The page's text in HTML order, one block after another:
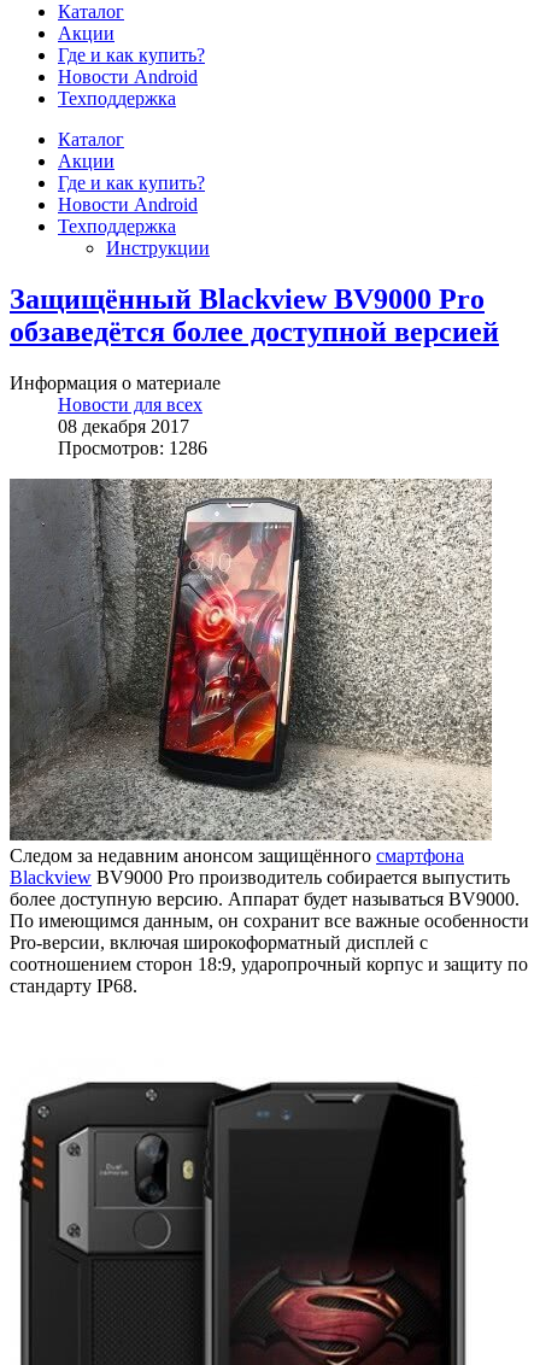
Каталог
Акции
Где и как купить?
Новости Android
Техподдержка
Каталог
Акции
Где и как купить?
Новости Android
Техподдержка
Инструкции
Защищённый Blackview BV9000 Pro
обзаведётся более доступной версией
Информация о материале
Новости для всех
08 декабря 2017
Просмотров: 1286
Следом за недавним анонсом защищённого смартфона
Blackview BV9000 Pro производитель собирается выпустить
более доступную версию. Аппарат будет называться BV9000.
По имеющимся данным, он сохранит все важные особенности
Pro-версии, включая широкоформатный дисплей с
соотношением сторон 18:9, ударопрочный корпус и защиту по
стандарту IP68.